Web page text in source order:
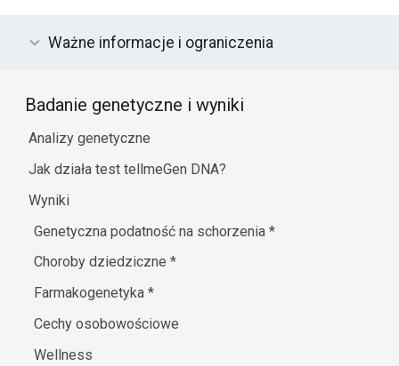
Ważne informacje i ograniczenia
Badanie genetyczne i wyniki
Analizy genetyczne
Jak działa test tellmeGen DNA?
Wyniki
Genetyczna podatność na schorzenia*
Choroby dziedziczne*
Farmakogenetyka*
Cechy osobowościowe
Wellness